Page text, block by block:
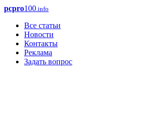
pcpro100.info
Все статьи
Новости
Контакты
Реклама
Задать вопрос